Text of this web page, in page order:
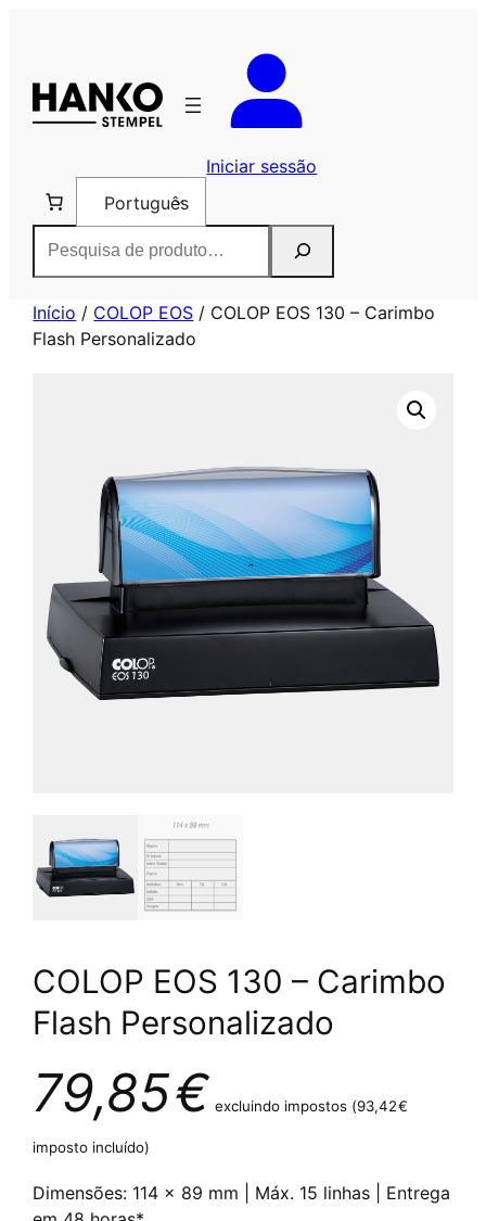
conteúdo
Iniciar sessão
Português
Início / COLOP EOS / COLOP EOS 130 – Carimbo
Flash Personalizado
COLOP EOS 130 – Carimbo
Flash Personalizado
79,85€ excluindo impostos (93,42€
imposto incluído)
Dimensões: 114 x 89 mm | Máx. 15 linhas | Entrega